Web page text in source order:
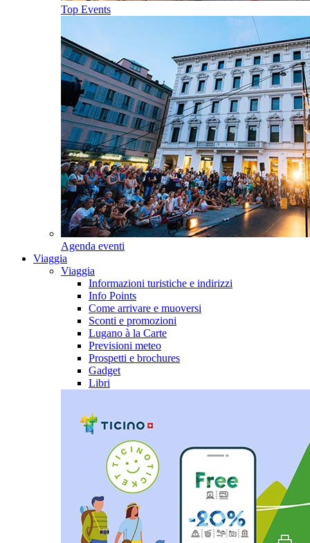
Top Events
Agenda eventi
Viaggia
Viaggia
Informazioni turistiche e indirizzi
Info Points
Come arrivare e muoversi
Sconti e promozioni
Lugano à la Carte
Previsioni meteo
Prospetti e brochures
Gadget
Libri